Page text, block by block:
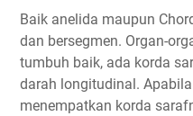
Baik anelida maupun
dan bersegmen. Organ-
tumbuh baik, ada korda
darah longitudinal.
menempatkan korda